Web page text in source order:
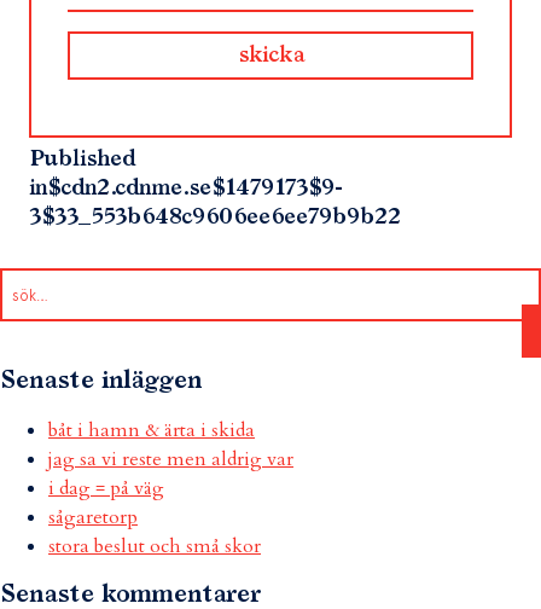
Published
in$cdn2.cdnme.se$1479173$9-
3$33_553b648c9606ee6ee79b9b22
Senaste inläggen
båt i hamn & ärta i skida
jag sa vi reste men aldrig var
i dag = på väg
sågaretorp
stora beslut och små skor
Senaste kommentarer